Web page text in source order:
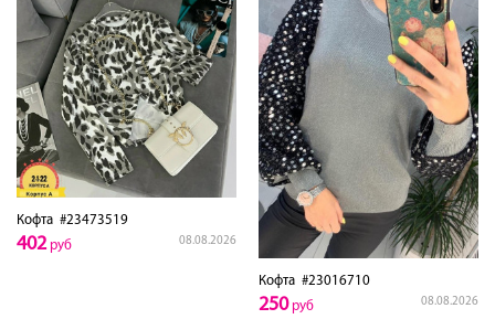
Кофта #23473519
08.08.2026
402руб
Кофта #23016710
08.08.2026
250руб